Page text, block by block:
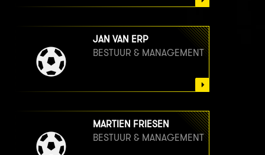
JAN VAN ERP
BESTUUR & MANAGEMENT
MARTIEN FRIESEN
BESTUUR & MANAGEMENT